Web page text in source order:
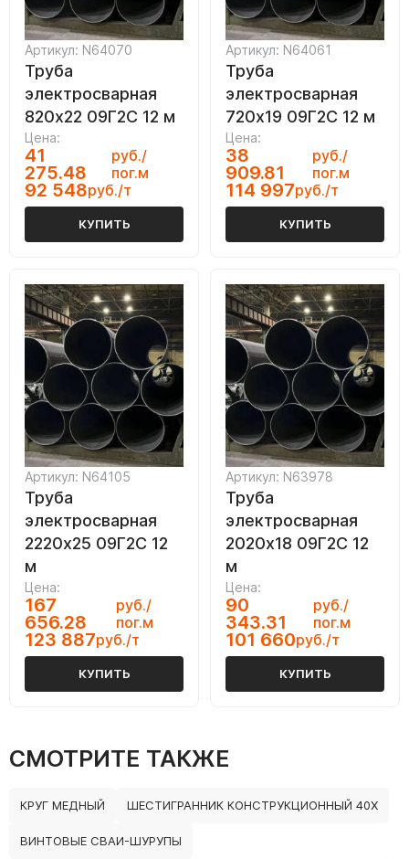
Артикул: N64070
Труба
электросварная
820х22 09Г2С 12 м
Цена:
41
275.48
руб./
пог.м
92 548руб./т
КУПИТЬ
Артикул: N64061
Труба
электросварная
720х19 09Г2С 12 м
Цена:
38
909.81
руб./
пог.м
114 997руб./т
КУПИТЬ
Артикул: N64105
Труба
электросварная
2220х25 09Г2С 12
м
Цена:
167
656.28
руб./
пог.м
123 887руб./т
КУПИТЬ
Артикул: N63978
Труба
электросварная
2020х18 09Г2С 12
м
Цена:
90
343.31
руб./
пог.м
101 660руб./т
КУПИТЬ
СМОТРИТЕ ТАКЖЕ
КРУГ МЕДНЫЙ ШЕСТИГРАННИК КОНСТРУКЦИОННЫЙ 40Х
ВИНТОВЫЕ СВАИ-ШУРУПЫ